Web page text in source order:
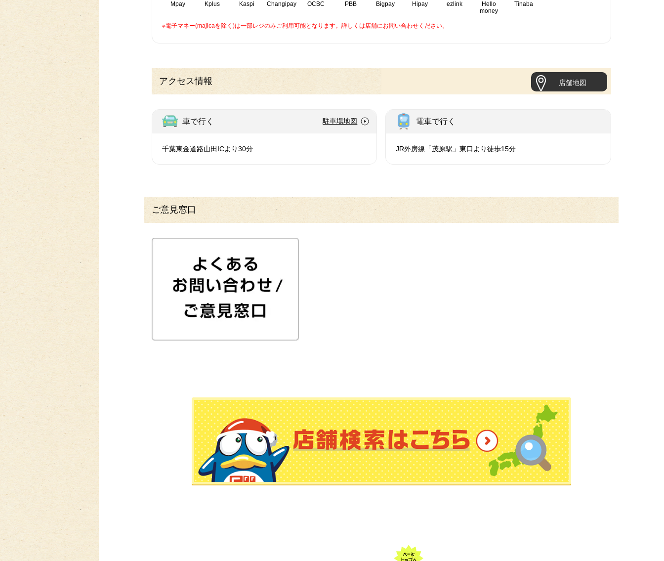
Mpay Kplus Kaspi Changipay OCBC PBB Bigpay Hipay ezlink
Hello
money
Tinaba
※電子マネー(majicaを除く)は一部レジのみご利用可能となります。詳しくは店舗にお問い合わせください。
アクセス情報 店舗地図
車で行く 駐車場地図
千葉東金道路山田ICより30分
電車で行く
JR外房線「茂原駅」東口より徒歩15分
ご意見窓口